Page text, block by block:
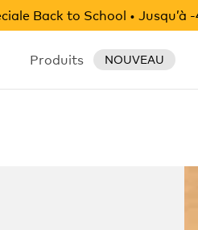
Back to School • Jusqu’à
Produits NOUVEAU